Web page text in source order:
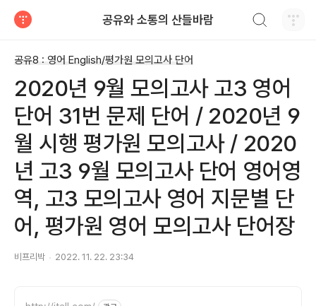
공유와 소통의 산들바람
공유8 : 영어 English/평가원 모의고사 단어
2020년 9월 모의고사 고3 영어
단어 31번 문제 단어 / 2020년 9
월 시행 평가원 모의고사 / 2020
년 고3 9월 모의고사 단어 영어영
역, 고3 모의고사 영어 지문별 단
어, 평가원 영어 모의고사 단어장
비프리박 2022. 11. 22. 23:34